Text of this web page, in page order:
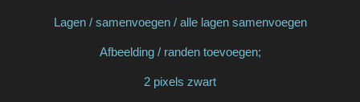
Lagen / samenvoegen / alle lagen samenvoegen
Afbeelding / randen toevoegen;
2 pixels zwart